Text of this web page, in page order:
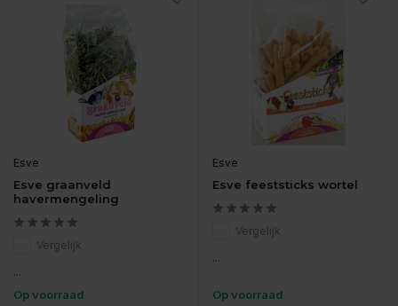
Esve
Esve graanveld
havermengeling
Vergelijk
...
Op voorraad
Esve
Esve feeststicks wortel
Vergelijk
...
Op voorraad